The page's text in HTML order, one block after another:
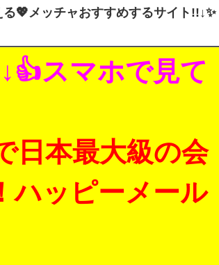
💖メッチャおすすめするサイト!!↓✨
スマホで見て
日本最大級の会
ハッピーメール